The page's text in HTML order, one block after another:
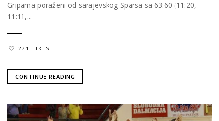
Gripama poraženi od sarajevskog Sparsa sa 63:60 (11:20,
11:11,...
271 LIKES
CONTINUE READING